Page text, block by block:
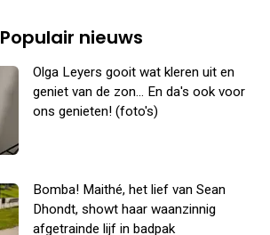
Populair nieuws
Olga Leyers gooit wat kleren uit en
geniet van de zon... En da's ook voor
ons genieten! (foto's)
Bomba! Maithé, het lief van Sean
Dhondt, showt haar waanzinnig
afgetrainde lijf in badpak